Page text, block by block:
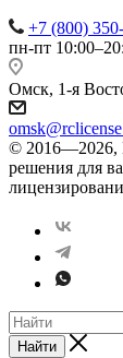
+7 (800)
пн-пт
Омск, 1-я
© 2016—2026,
решения для
Найти